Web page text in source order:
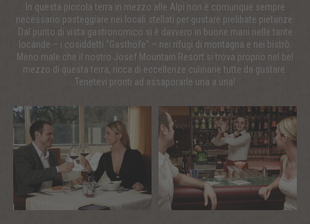
In questa piccola terra in mezzo alle Alpi non è comunque sempre
necessario pasteggiare nei locali stellati per gustare prelibate pietanze.
Dal punto di vista gastronomico si è davvero in buone mani nelle tante
locande – i cosiddetti “Gasthöfe” – nei rifugi di montagna e nei bistrò.
Meno male che il nostro Josef Mountain Resort si trova proprio nel bel
mezzo di questa terra, ricca di eccellenze culinarie tutte da gustare.
Tenetevi pronti ad assaporarle una a una!